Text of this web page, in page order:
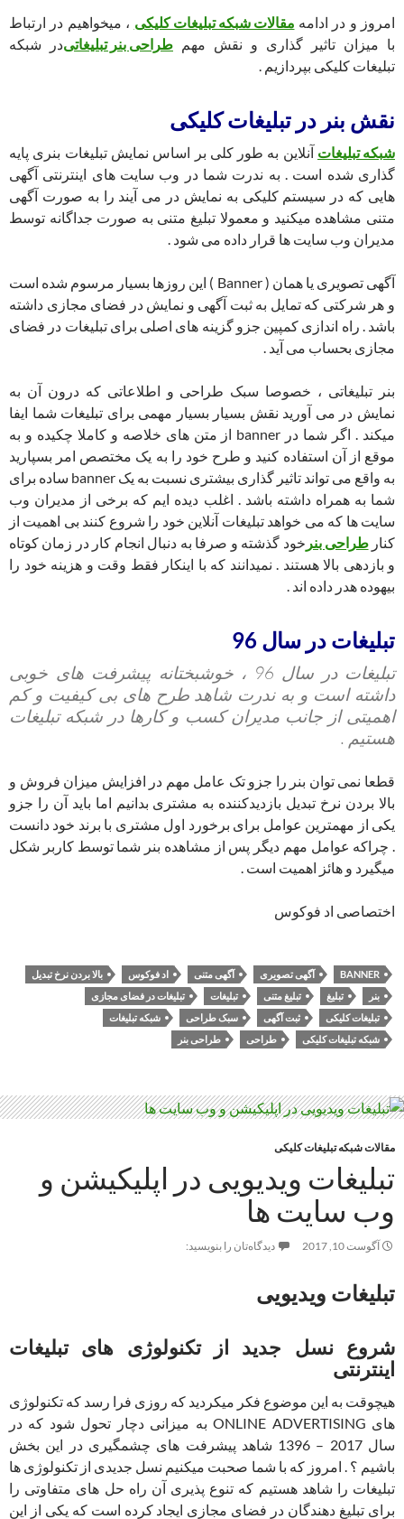
امروز و در ادامه مقالات شبکه تبلیغات کلیکی ، میخواهیم در ارتباط
با میزان تاثیر گذاری و نقش مهم طراحی بنر تبلیغاتیدر شبکه
تبلیغات کلیکی بپردازیم .
نقش بنر در تبلیغات کلیکی
شبکه تبلیغات آنلاین به طور کلی بر اساس نمایش تبلیغات بنری پایه
گذاری شده است . به ندرت شما در وب سایت های اینترنتی آگهی
هایی که در سیستم کلیکی به نمایش در می آیند را به صورت آگهی
متنی مشاهده میکنید و معمولا تبلیغ متنی به صورت جداگانه توسط
مدیران وب سایت ها قرار داده می شود .
آگهی تصویری یا همان ( Banner ) این روزها بسیار مرسوم شده است
و هر شرکتی که تمایل به ثبت آگهی و نمایش در فضای مجازی داشته
باشد . راه اندازی کمپین جزو گزینه های اصلی برای تبلیغات در فضای
مجازی بحساب می آید .
بنر تبلیغاتی ، خصوصا سبک طراحی و اطلاعاتی که درون آن به
نمایش در می آورید نقش بسیار بسیار مهمی برای تبلیغات شما ایفا
میکند . اگر شما در banner از متن های خلاصه و کاملا چکیده و به
موقع از آن استفاده کنید و طرح خود را به یک مختصص امر بسپارید
به واقع می تواند تاثیر گذاری بیشتری نسبت به یک banner ساده برای
شما به همراه داشته باشد . اغلب دیده ایم که برخی از مدیران وب
سایت ها که می خواهد تبلیغات آنلاین خود را شروع کنند بی اهمیت از
کنارطراحی بنر خود گذشته و صرفا به دنبال انجام کار در زمان کوتاه
و بازدهی بالا هستند . نمیدانند که با اینکار فقط وقت و هزینه خود را
بیهوده هدر داده اند .
تبلیغات در سال 96
تبلیغات در سال 96 ، خوشبختانه پیشرفت های خوبی
داشته است و به ندرت شاهد طرح های بی کیفیت و کم
اهمیتی از جانب مدیران کسب و کارها در شبکه تبلیغات
هستیم .
قطعا نمی توان بنر را جزو تک عامل مهم در افزایش میزان فروش و
بالا بردن نرخ تبدیل بازدیدکننده به مشتری بدانیم اما باید آن را جزو
یکی از مهمترین عوامل برای برخورد اول مشتری با برند خود دانست
. چراکه عوامل مهم دیگر پس از مشاهده بنر شما توسط کاربر شکل
میگیرد و هائز اهمیت است .
اختصاصی اد فوکوس
BANNER آگهی تصویری آگهی متنی اد فوکوس
بالا بردن نرخ تبدیل
بنر
تبلیغ تبلیغ متنی تبلیغات
تبلیغات در فضای مجازی
تبلیغات کلیکی
ثبت آگهی سبک طراحی
شبکه تبلیغات
شبکه تبلیغات کلیکی
طراحی طراحی بنر
مقالات شبکه تبلیغات کلیکی
تبلیغات ویدیویی در اپلیکیشن و
وب سایت ها
آگوست 10, 2017 دیدگاه‌تان را بنویسید:
تبلیغات ویدیویی
شروع نسل جدید از تکنولوژی هایتبلیغات
اینترنتی
هیچوقت به این موضوع فکر میکردید که روزی فرا رسد که تکنولوژی
های ONLINE ADVERTISING به میزانی دچار تحول شود که در
سال 2017 – 1396 شاهد پیشرفت های چشمگیری در این بخش
باشیم ؟ . امروز که با شما صحبت میکنیم نسل جدیدی از تکنولوژی ها
تبلیغات را شاهد هستیم که تنوع پذیری آن راه حل های متفاوتی را
برای تبلیغ دهندگان در فضای مجازی ایجاد کرده است که یکی از این